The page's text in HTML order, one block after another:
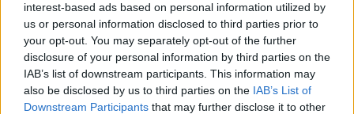
interest-based ads based on personal information utilized by
us or personal information disclosed to third parties prior to
your opt-out. You may separately opt-out of the further
disclosure of your personal information by third parties on the
IAB’s list of downstream participants. This information may
also be disclosed by us to third parties on the IAB’s List of
Downstream Participants that may further disclose it to other